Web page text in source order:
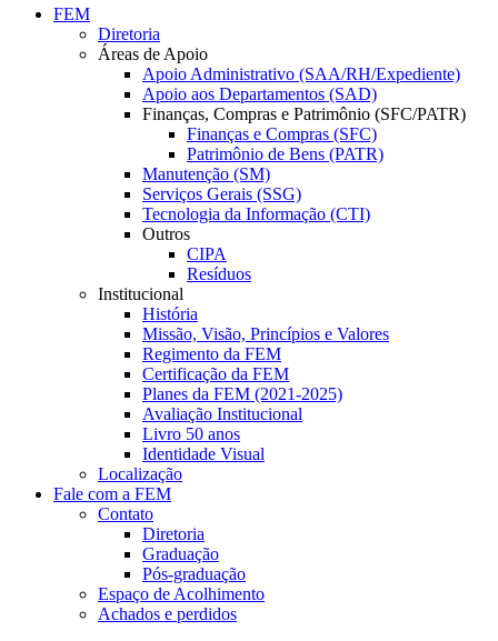
FEM
Diretoria
Áreas de Apoio
Apoio Administrativo (SAA/RH/Expediente)
Apoio aos Departamentos (SAD)
Finanças, Compras e Patrimônio (SFC/PATR)
Finanças e Compras (SFC)
Patrimônio de Bens (PATR)
Manutenção (SM)
Serviços Gerais (SSG)
Tecnologia da Informação (CTI)
Outros
CIPA
Resíduos
Institucional
História
Missão, Visão, Princípios e Valores
Regimento da FEM
Certificação da FEM
Planes da FEM (2021-2025)
Avaliação Institucional
Livro 50 anos
Identidade Visual
Localização
Fale com a FEM
Contato
Diretoria
Graduação
Pós-graduação
Espaço de Acolhimento
Achados e perdidos